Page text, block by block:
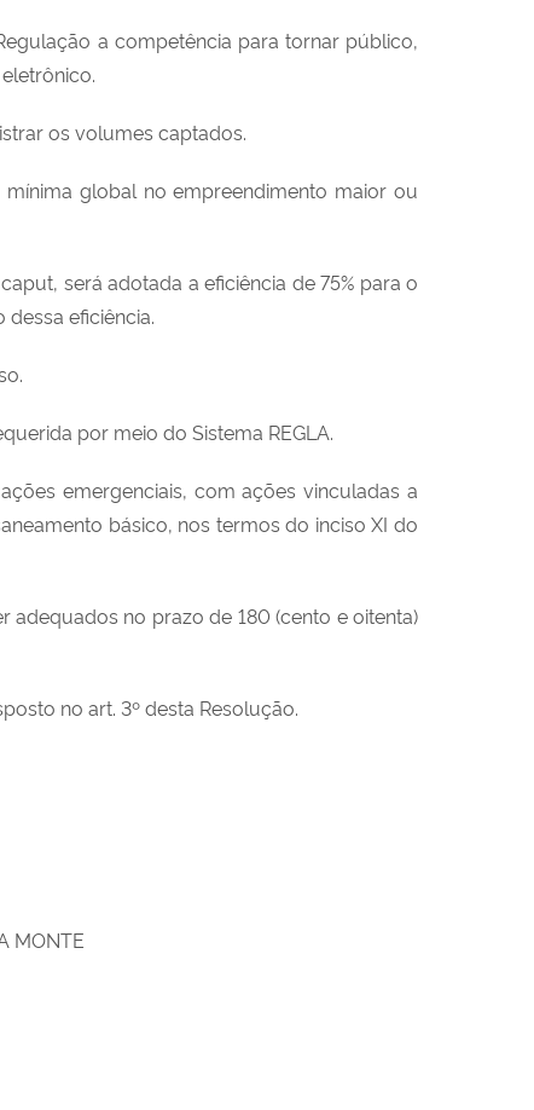
a competência para tornar público,
os volumes captados.
global no empreendimento maior ou
será adotada a eficiência de 75% para o
eficiência.
por meio do Sistema REGLA.
emergenciais, com ações vinculadas a
básico, nos termos do inciso XI do
no prazo de 180 (cento e oitenta)
no art. 3º desta Resolução.
MONTE